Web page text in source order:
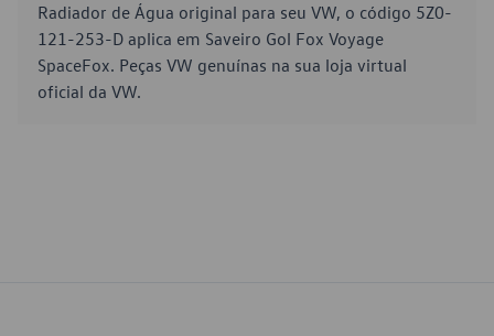
Radiador de Água original para seu VW, o código 5Z0-
121-253-D aplica em Saveiro Gol Fox Voyage
SpaceFox. Peças VW genuínas na sua loja virtual
oficial da VW.